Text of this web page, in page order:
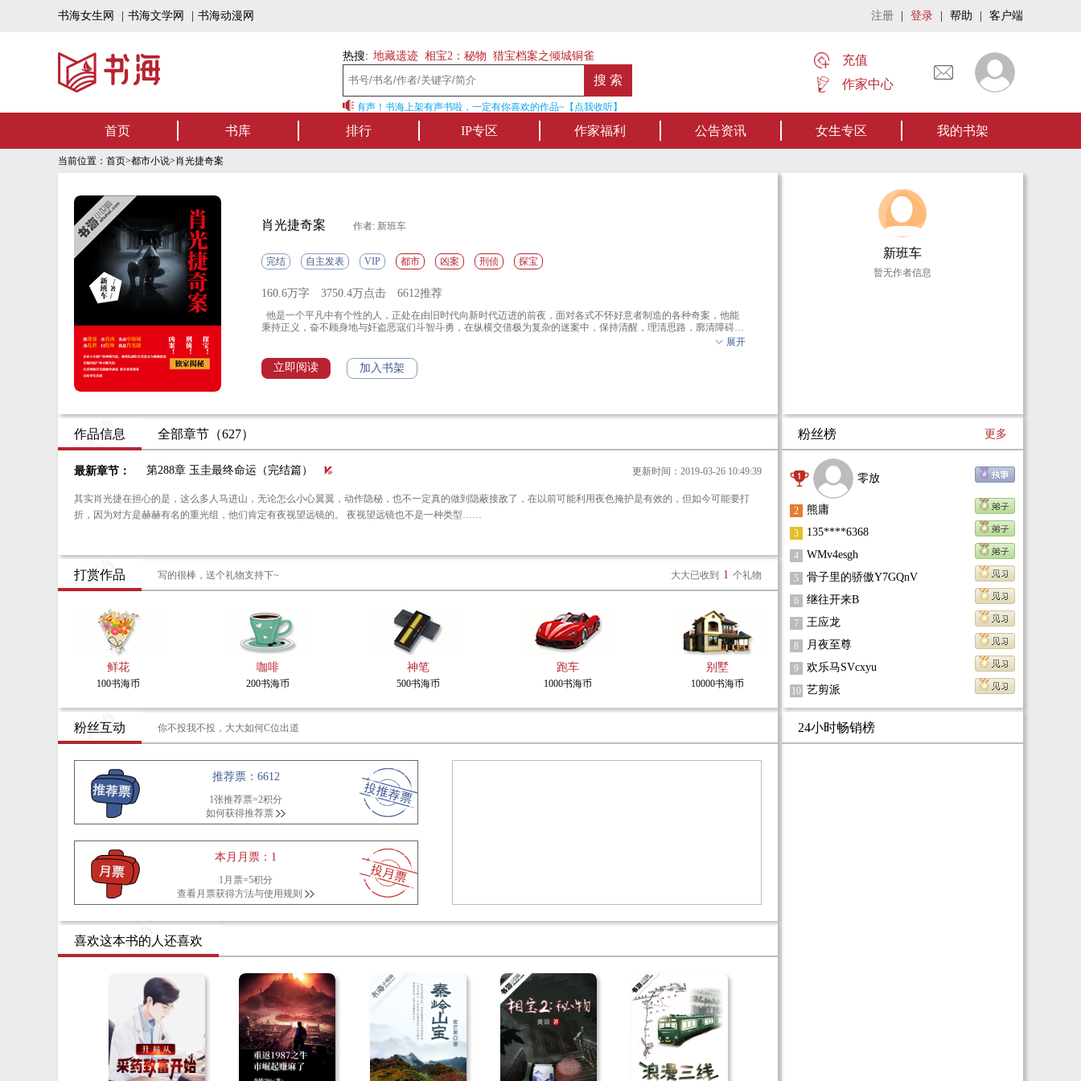
书海女生网 书海文学网 书海动漫网 注册 登录 帮助 客户端
热搜: 地藏遗迹 相宝2：秘物 猎宝档案之倾城铜雀
书海听书——好书可听，书海有声！书海上架有声书啦，一定有你喜欢的作品~【点我收听】
充值
作家中心
首页 书库 排行 IP专区 作家福利 公告资讯 女生专区 我的书架
当前位置： 首页>都市小说>肖光捷奇案
肖光捷奇案 作者: 新班车
完结 自主发表 VIP 都市 凶案 刑侦 探宝
160.6万字 3750.4万点击 6612推荐
他是一个平凡中有个性的人，正处在由旧时代向新时代迈进的前夜，面对各式不怀好意者制造的各种奇案，他能
秉持正义，奋不顾身地与奸盗恶寇们斗智斗勇，在纵横交借极为复杂的迷案中，保持清醒，理清思路，廓清障碍，
展开
立即阅读 加入书架
作品信息 全部章节（627）
最新章节： 第288章 玉圭最终命运（完结篇） 更新时间：2019-03-26 10:49:39
其实肖光捷在担心的是，这么多人马进山，无论怎么小心翼翼，动作隐秘，也不一定真的做到隐蔽接敌了，在以前可能利用夜色掩护是有效的，但如今可能要打
折，因为对方是赫赫有名的重光组，他们肯定有夜视望远镜的。 夜视望远镜也不是一种类型……
打赏作品 写的很棒，送个礼物支持下~ 大大已收到 1 个礼物
鲜花
100书海币
咖啡
200书海币
神笔
500书海币
跑车
1000书海币
别墅
10000书海币
粉丝互动 你不投我不投，大大如何C位出道
推荐票：6612
1张推荐票=2积分
如何获得推荐票
本月月票：1
1月票=5积分
查看月票获得方法与使用规则
mhkzyz 收藏1次
喜欢这本书的人还喜欢
新班车
暂无作者信息
粉丝榜 更多
零放
2 熊庸
3 135****6368
4 WMv4esgh
5 骨子里的骄傲Y7GQnV
6 继往开来B
7 王应龙
8 月夜至尊
9 欢乐马SVcxyu
10 艺剪派
24小时畅销榜